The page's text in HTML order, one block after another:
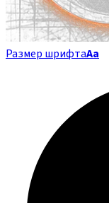
Размер шрифтаАа